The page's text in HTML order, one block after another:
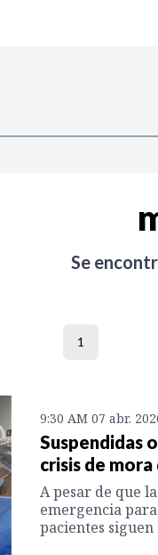
Se
1
9:30 AM 07 abr.
Suspendidas
crisis de
A pesar de que
emergencia
pacientes siguen